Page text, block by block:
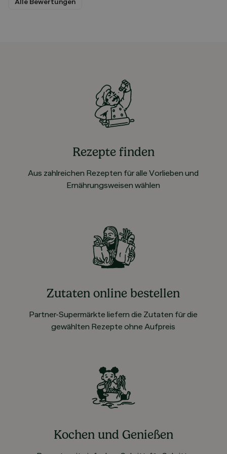
Rezepte finden
Aus zahlreichen Rezepten für alle Vorlieben und
Ernährungsweisen wählen
Zutaten online bestellen
Partner-Supermärkte liefern die Zutaten für die
gewählten Rezepte ohne Aufpreis
Kochen und Genießen